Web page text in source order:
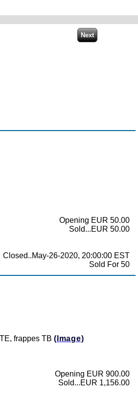
Opening EUR 50.00
Sold...EUR 50.00
Closed..May-26-2020, 20:00:00 EST
Sold For 50
frappes TB (Image)
Opening EUR 900.00
Sold...EUR 1,156.00